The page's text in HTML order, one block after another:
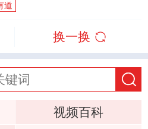
道
换一换
视频百科